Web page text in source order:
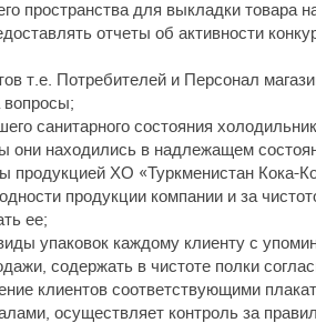
пространства для выкладки товара
отчеты об активности
т.е. Потребителей и Персонал
вопросы;
санитарного состояния
они находились в надлежащем
продукцией ХО «Туркменистан Кока-
продукции компании и за
ее;
упаковок каждому клиенту с
содержать в чистоте полки
клиентов соответствующими
осуществляет контроль за